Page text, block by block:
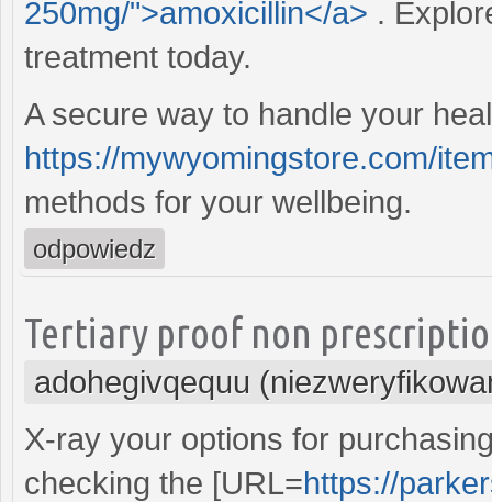
250mg/">amoxicillin</a> .
treatment today.
A secure way to handle your
https://mywyomingstore.com/
methods for your wellbeing.
odpowiedz
Tertiary proof non
adohegivqequu
X-ray your options for
checking the [URL=https://